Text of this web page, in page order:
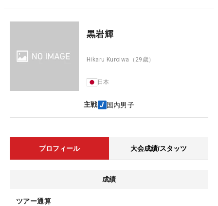
黒岩輝
Hikaru Kuroiwa （29歳）
日本
主戦 国内男子
プロフィール 大会成績/スタッツ
成績
ツアー通算